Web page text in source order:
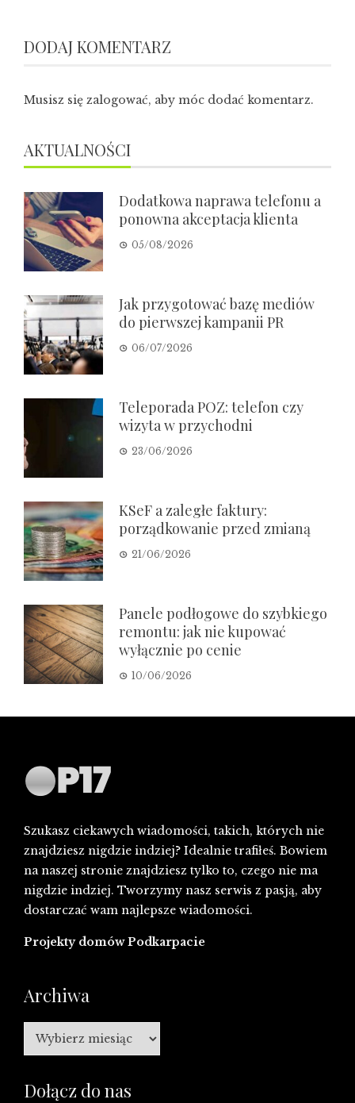
DODAJ KOMENTARZ
Musisz się zalogować, aby móc dodać komentarz.
AKTUALNOŚCI
Dodatkowa naprawa telefonu a
ponowna akceptacja klienta
05/08/2026
Jak przygotować bazę mediów
do pierwszej kampanii PR
06/07/2026
Teleporada POZ: telefon czy
wizyta w przychodni
23/06/2026
KSeF a zaległe faktury:
porządkowanie przed zmianą
21/06/2026
Panele podłogowe do szybkiego
remontu: jak nie kupować
wyłącznie po cenie
10/06/2026
Szukasz ciekawych wiadomości, takich, których nie
znajdziesz nigdzie indziej? Idealnie trafiłeś. Bowiem
na naszej stronie znajdziesz tylko to, czego nie ma
nigdzie indziej. Tworzymy nasz serwis z pasją, aby
dostarczać wam najlepsze wiadomości.
Projekty domów Podkarpacie
Archiwa
Archiwa
Dołącz do nas